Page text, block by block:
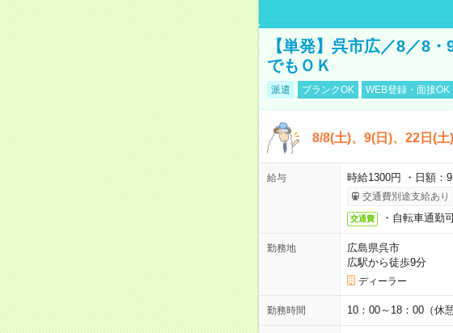
【単発】呉市広／8／8
でもＯＫ
派遣 ブランクOK WEB登録・面接OK
8/8(土)、9(日)、22日(
給与 時給1300円 ・日額：
交通費別途支給あり
交通費 ・自転車通勤
勤務地
広島県呉市
広駅から徒歩9分
ディーラー
勤務時間 10：00～18：00（休